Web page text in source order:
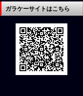
ガラケーサイトはこちら